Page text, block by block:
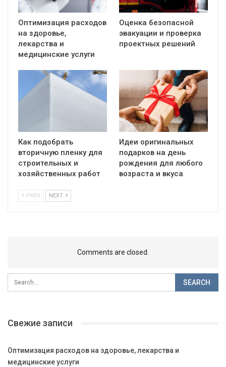
Оптимизация расходов
на здоровье,
лекарства и
медицинские услуги
Оценка безопасной
эвакуации и проверка
проектных решений
Как подобрать
вторичную пленку для
строительных и
хозяйственных работ
Идеи оригинальных
подарков на день
рождения для любого
возраста и вкуса
PREV NEXT
Comments are closed.
Свежие записи
Оптимизация расходов на здоровье, лекарства и
медицинские услуги